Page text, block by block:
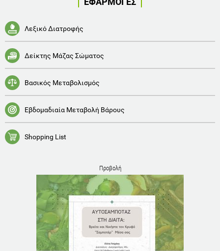
Λεξικό Διατροφής
Δείκτης Μάζας Σώματος
Βασικός Μεταβολισμός
Εβδομαδιαία Μεταβολή Βάρους
Shopping List
Προβολή